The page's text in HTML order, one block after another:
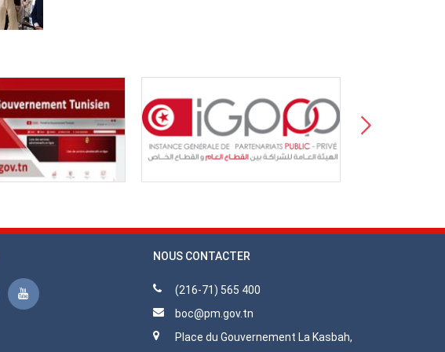
NOUS CONTACTER
(216-71) 565 400
boc@pm.gov.tn
Place du Gouvernement La Kasbah,